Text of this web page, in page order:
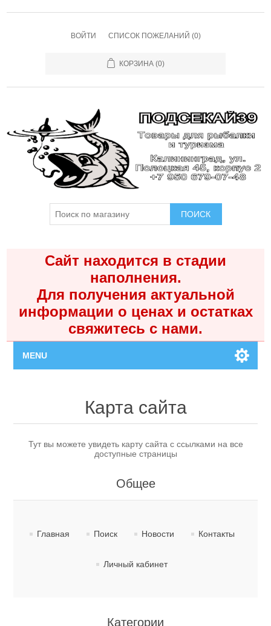
ВОЙТИ СПИСОК ПОЖЕЛАНИЙ (0)
КОРЗИНА (0)
ПОИСК
Сайт находится в стадии
наполнения.
Для получения актуальной
информации о ценах и остатках
свяжитесь с нами.
MENU
Каталог
Карта сайта
Тут вы можете увидеть карту сайта с ссылками на все
доступные страницы
Общее
Главная Поиск Новости Контакты
Личный кабинет
Категории